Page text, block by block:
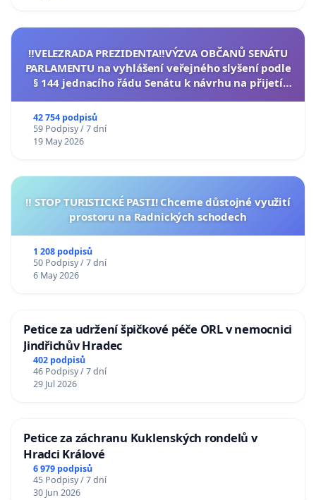
‼️VELEZRADA PREZIDENTA‼️VÝZVA OBČANŮ SENÁTU
PARLAMENTU na vyhlášení veřejného slyšení podle
§ 144 jednacího řádu Senátu k návrhu na přijetí
42 754 podpisů
59 Podpisy / 7 dní
19 May 2026
‼️ STOP TURISTICKÉ PASTI! Chceme důstojné využití
prostoru na Radnických schodech
1 208 podpisů
50 Podpisy / 7 dní
6 May 2026
Petice za udržení špičkové péče ORL v nemocnici
Jindřichův Hradec
402 podpisů
46 Podpisy / 7 dní
29 Jul 2026
Petice za záchranu Kuklenských rondelů v
Hradci Králové
6 979 podpisů
45 Podpisy / 7 dní
30 Jun 2026